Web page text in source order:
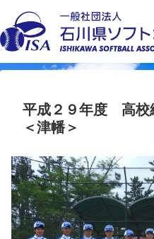
平成２９年度 高
＜津幡＞